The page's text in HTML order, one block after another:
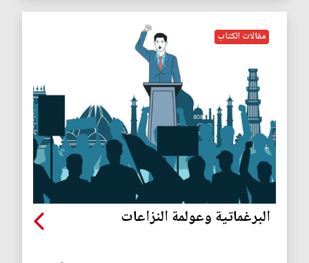
مقالات الكتاب
البرغماتية وعولمة النزاعات